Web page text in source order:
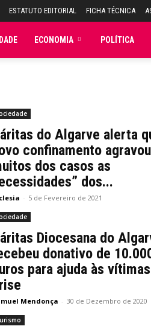
ESTATUTO EDITORIAL FICHA TÉCNICA
ECONOMIA POLÍTICA
do Algarve alerta
confinamento
dos casos as
dos...
- 5 de Fevereiro de 2021
Diocesana do
donativo de
para ajuda às
Mendonça - 30 de Dezembro de 2020